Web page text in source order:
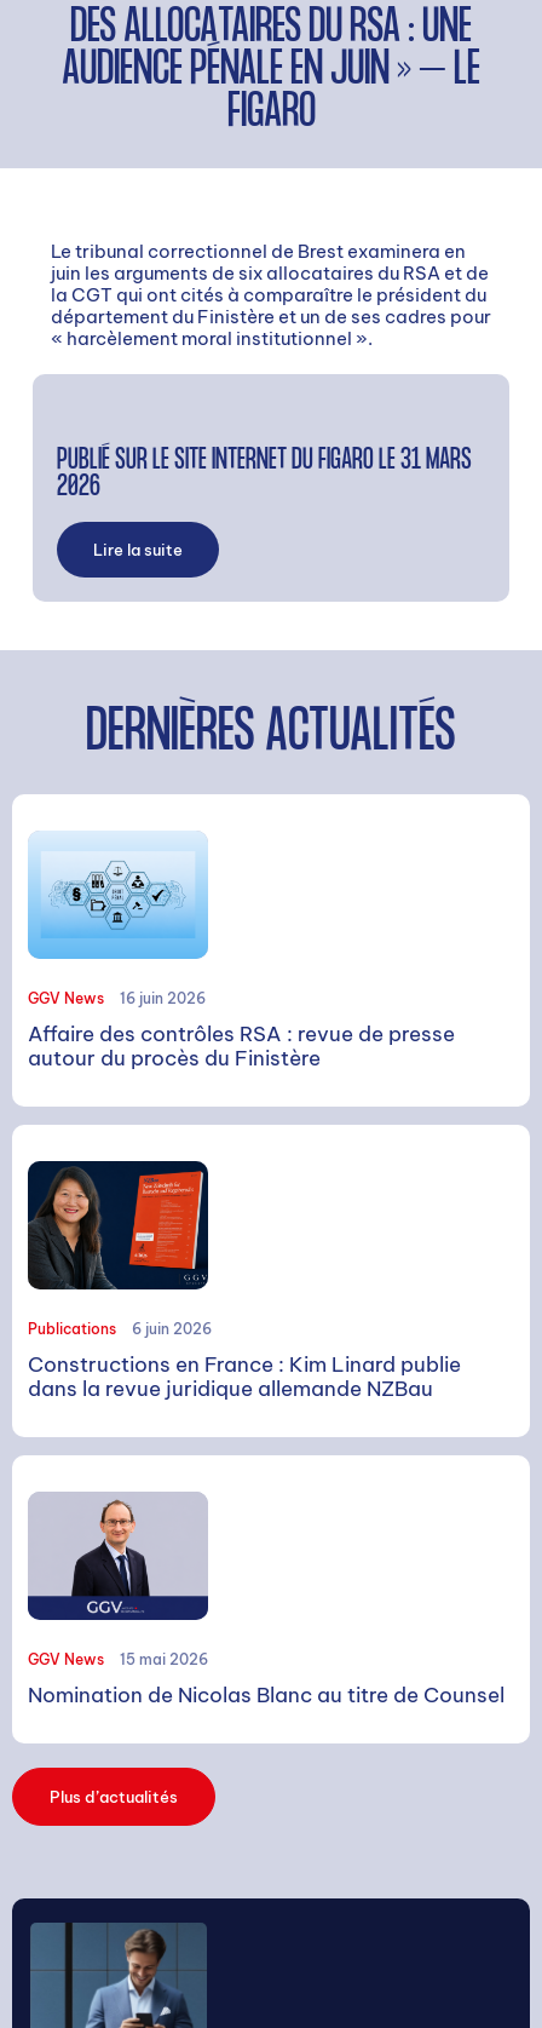
RECHERCHE
Rechercher
DES ALLOCATAIRES DU RSA : UNE
AUDIENCE PÉNALE EN JUIN » – LE
FIGARO
Le tribunal correctionnel de Brest examinera en
juin les arguments de six allocataires du RSA et de
la CGT qui ont cités à comparaître le président du
département du Finistère et un de ses cadres pour
« harcèlement moral institutionnel ».
PUBLIÉ SUR LE SITE INTERNET DU FIGAROLE 31 MARS
2026
Lire la suite
DERNIÈRES ACTUALITÉS
GGV News 16 juin 2026
Affaire des contrôles RSA : revue de presse
autour du procès du Finistère
Publications 6 juin 2026
Constructions en France : Kim Linard publie
dans la revue juridique allemande NZBau
GGV News 15 mai 2026
Nomination de Nicolas Blanc au titre de Counsel
Plus d’actualités